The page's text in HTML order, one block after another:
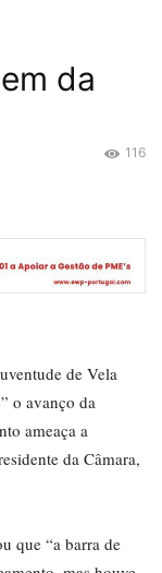
da
116
de Vela
o avanço da
ameaça a
da Câmara,
que “a barra de